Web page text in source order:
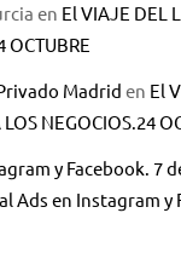
en El VIAJE DEL
OCTUBRE
Madrid en El
NEGOCIOS.24
y Facebook. 7
Ads en Instagram y